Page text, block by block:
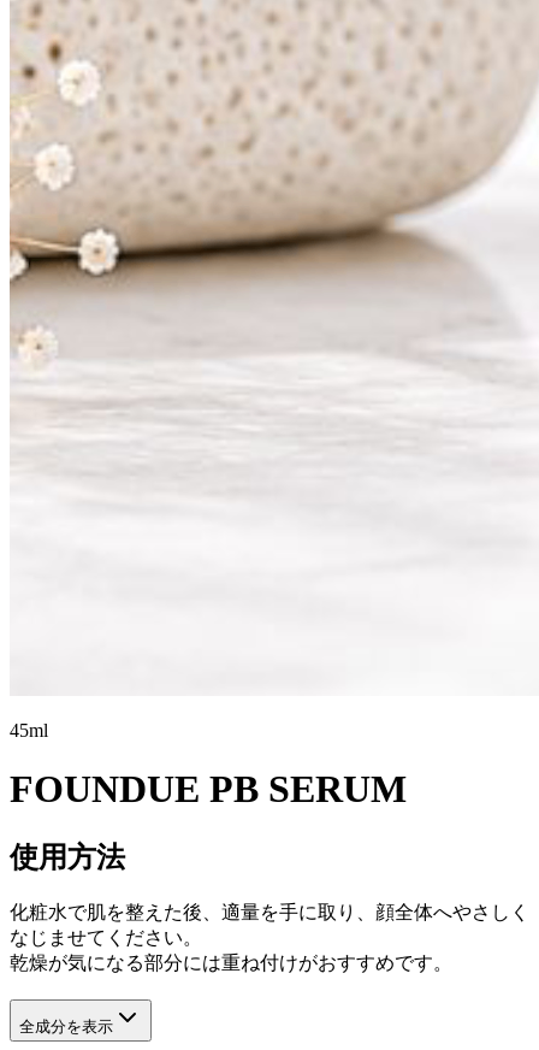
45ml
FOUNDUE PB SERUM
使用方法
化粧水で肌を整えた後、適量を手に取り、顔全体へやさしく
なじませてください。
乾燥が気になる部分には重ね付けがおすすめです。
全成分を表示